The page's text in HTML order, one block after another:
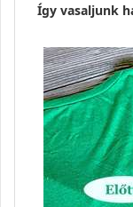
Így vasaljunk